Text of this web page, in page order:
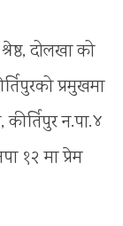
दोलखा को
प्रमुखमा
कीर्तिपुर न.पा.४
१२ मा प्रेम